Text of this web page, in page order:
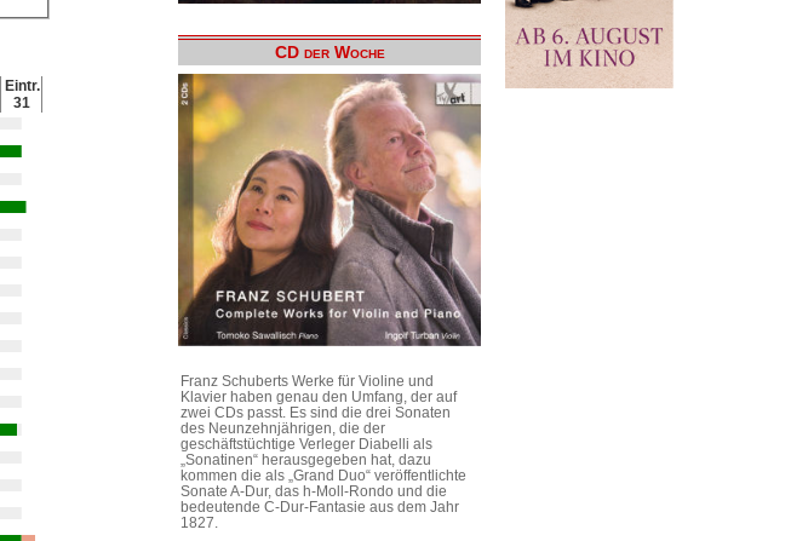
Eintr.
31
CD der Woche
Franz Schuberts Werke für Violine und
Klavier haben genau den Umfang, der auf
zwei CDs passt. Es sind die drei Sonaten
des Neunzehnjährigen, die der
geschäftstüchtige Verleger Diabelli als
„Sonatinen“ herausgegeben hat, dazu
kommen die als „Grand Duo“ veröffentlichte
Sonate A-Dur, das h-Moll-Rondo und die
bedeutende C-Dur-Fantasie aus dem Jahr
1827.